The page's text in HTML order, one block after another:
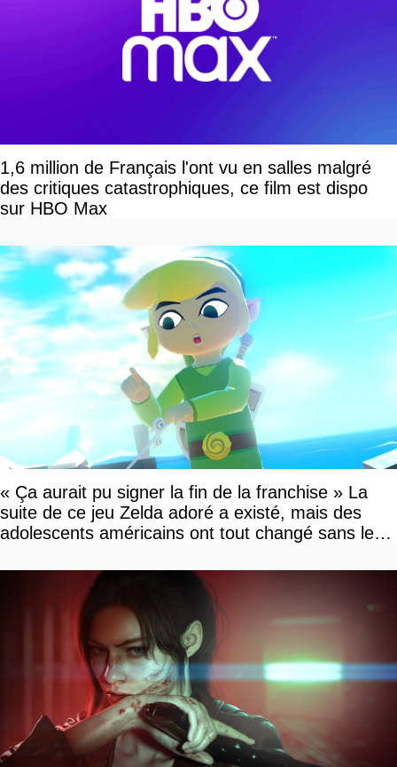
1,6 million de Français l'ont vu en salles malgré
des critiques catastrophiques, ce film est dispo
sur HBO Max
« Ça aurait pu signer la fin de la franchise » La
suite de ce jeu Zelda adoré a existé, mais des
adolescents américains ont tout changé sans le